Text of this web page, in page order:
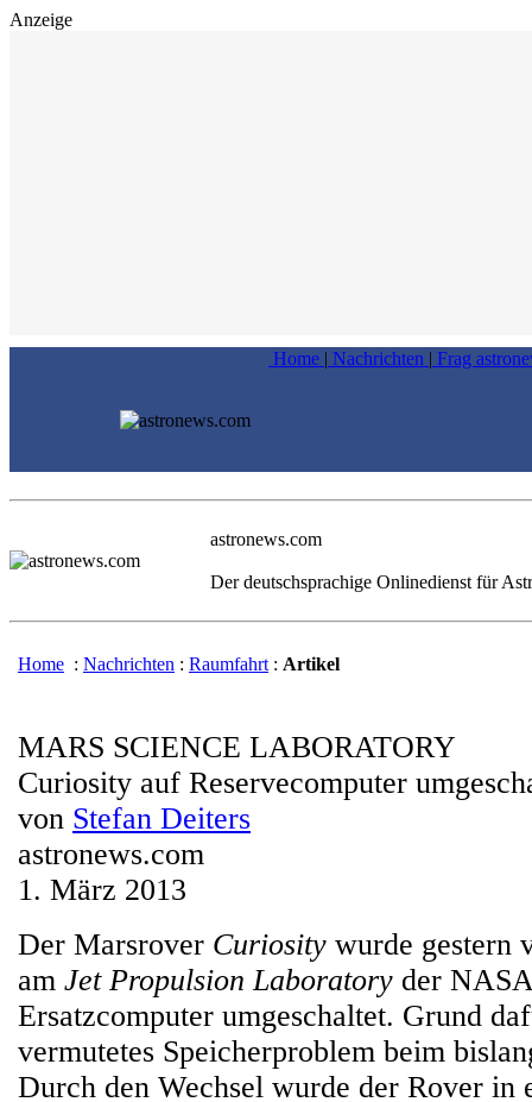
Anzeige
Home | Nachrichten | Frag
astronews.com
Der deutschsprachige Onlinedienst für
Home : Nachrichten : Raumfahrt : Artikel
MARS SCIENCE LABORATORY
Curiosity auf Reservecomputer
von Stefan Deiters
astronews.com
1. März 2013
Der Marsrover Curiosity wurde gestern
am Jet Propulsion Laboratory der
Ersatzcomputer umgeschaltet. Grund
vermutetes Speicherproblem beim
Durch den Wechsel wurde der Rover in